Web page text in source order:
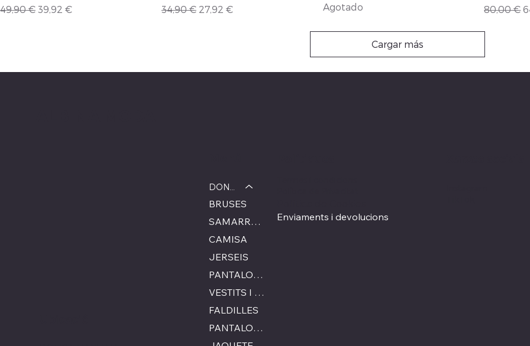
Precio
49,90 € Precio de oferta
39,92 €
Precio
34,90 € Precio de oferta
27,92 €
Agotado
Precio
80,00 €
Cargar más
BRUSES
SAMARRETA
CAMISA
JERSEIS
PANTALONS
VESTITS I MONOS
FALDILLES
PANTALONS CURTS
Enviaments i devolucions